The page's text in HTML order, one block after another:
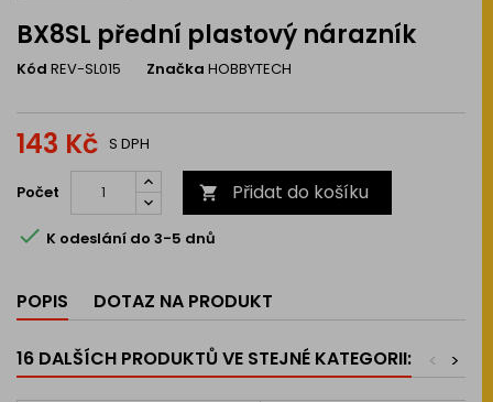
BX8SL přední plastový nárazník
Kód REV-SL015 Značka HOBBYTECH
143 Kč S DPH
Počet  Přidat do košíku
 K odeslání do 3-5 dnů
POPIS DOTAZ NA PRODUKT
16 DALŠÍCH PRODUKTŮ VE STEJNÉ KATEGORII: >
<